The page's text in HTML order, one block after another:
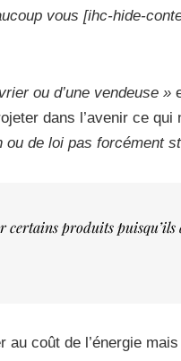
vous [ihc-hide-
ou d’une vendeuse »
dans l’avenir ce
ou de loi pas forcément
certains produits
au coût de l’énergie